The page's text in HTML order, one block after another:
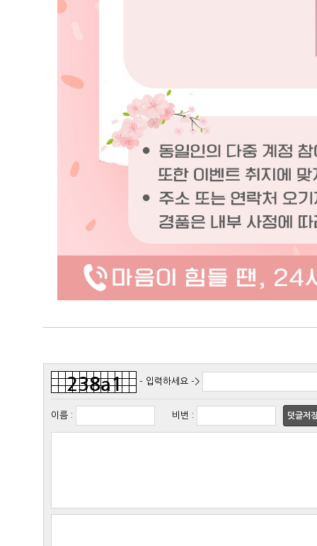
- 입력하세요 ->
이름: 비번 : 덧글저